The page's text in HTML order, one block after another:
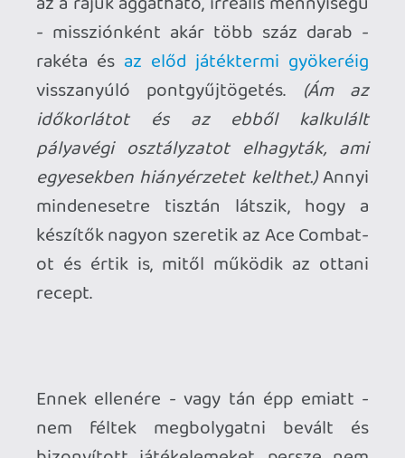
Csupán egy programozó / grafikus /
producer (Abi "RB-D2" Rahmani), egy író /
producer (Matthew "FlyAwayNow"
Nguyen) és a zeneszerző ( Jose Pavli-
jegyezzük meg!) neve szerepel a
a kiváló munkát végző szinkronszínészi
gárdára vagy a kiadó munkatársaira
gondolni), de ők adják a keménymagot.